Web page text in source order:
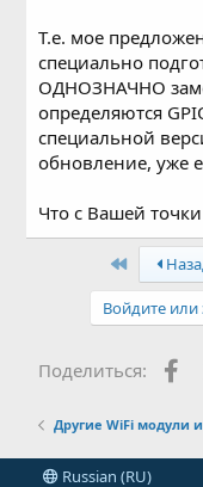
Т.е. мое
специально
ОДНОЗНАЧНО
определяются
специальной
обновление, уже
Что с Вашей
First
Войдите или
Поделиться:
Другие WiFi модули
Russian (RU)